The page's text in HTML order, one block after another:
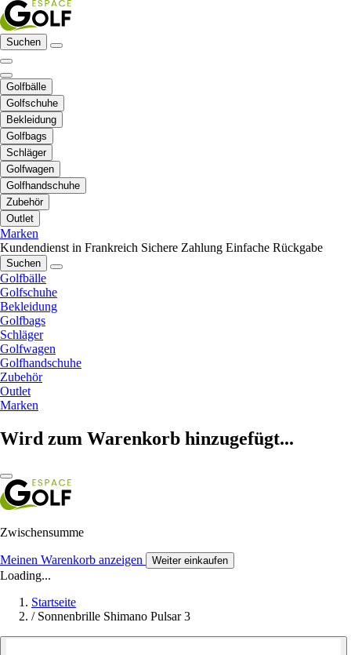
Suchen
Golfbälle
Golfschuhe
Bekleidung
Golfbags
Schläger
Golfwagen
Golfhandschuhe
Zubehör
Outlet
Marken
Kundendienst in Frankreich Sichere Zahlung Einfache Rückgabe
Suchen
Golfbälle
Golfschuhe
Bekleidung
Golfbags
Schläger
Golfwagen
Golfhandschuhe
Zubehör
Outlet
Marken
Wird zum Warenkorb hinzugefügt...
Zwischensumme
Meinen Warenkorb anzeigen Weiter einkaufen
Loading...
Startseite
/ Sonnenbrille Shimano Pulsar 3